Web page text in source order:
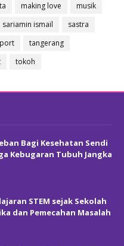
making love
musik
sariamin ismail
sastra
tangerang
tokoh
Bagi Kesehatan Sendi
Kebugaran Tubuh Jangka
STEM sejak Sekolah
dan Pemecahan Masalah